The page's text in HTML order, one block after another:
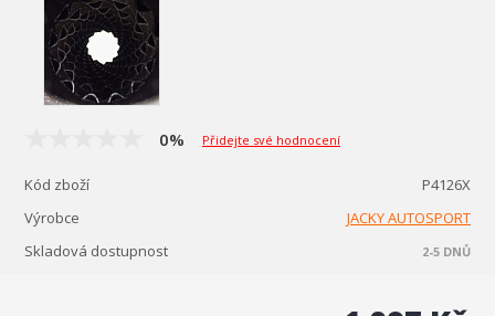
0% Přidejte své hodnocení
Kód zboží
P4126X
Výrobce
JACKY AUTOSPORT
Skladová dostupnost
2-5 DNŮ